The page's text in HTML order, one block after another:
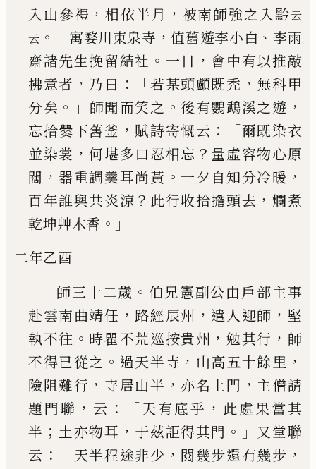
入山參禮 ，相依半月 ， 被南師強之入黔云
云 。」 寓婺川東泉寺 ，值舊遊李小白 、 李雨
齋諸先生挽留結社 。 一日 ， 會中有以推敲
拂意者 ， 乃曰 ：「若某頭顱既禿 ， 無科甲
分矣 。」 師聞而笑之 。 後有鸚鵡溪之遊 ，
忘拾爨下舊釜 ， 賦詩寄慨云 ：「爾既染衣
並染裳 ，何堪多口忍相忘 ？ 量虛容物心原
闊 ， 器重調羹耳尚黃 。 一夕自知分冷暖 ，
百年誰與共炎涼 ？ 此行收拾擔頭去 ， 爛煮
乾坤艸木香 。」
二年乙酉
師三十二歲 。 伯兄憲副公由戶部主事
赴雲南曲靖任 ，路經辰州 ， 遣人迎師 ， 堅
執不往 。 時瞿不荒巡按貴州 ，勉其行 ， 師
不得已從之 。 過天半寺 ， 山高五十餘里 ，
險阻難行 ， 寺居山半 ，亦名土門 ， 主僧請
題門聯 ， 云 ：「天有底乎 ， 此處果當其
半 ； 土亦物耳 ， 于茲詎得其門 。」 又堂聯
云 ：「天半程途非少 ， 閱幾步還有幾步 ，